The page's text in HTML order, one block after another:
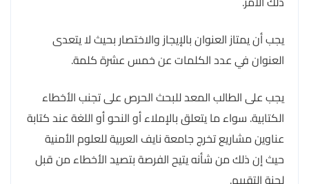
يجب أن يمتاز العنوان بالإيجاز والاختصار بحيث لا يتعدى
العنوان في عدد الكلمات عن خمس عشرة كلمة.
يجب على الطالب المعد للبحث الحرص على تجنب الأخطاء
الكتابية. سواء ما يتعلق بالإملاء أو النحو أو اللغة عند كتابة
عناوين مشاريع تخرج جامعة نايف العربية للعلوم الأمنية
حيث إن ذلك من شأنه يتيح الفرصة بتصيد الأخطاء من قبل
لجنة التقييم.